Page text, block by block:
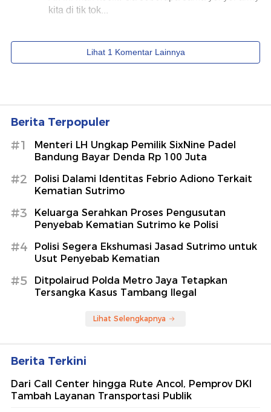
Berita Terpopuler
#1
Menteri LH Ungkap Pemilik SixNine Padel
Bandung Bayar Denda Rp 100 Juta
#2
Polisi Dalami Identitas Febrio Adiono Terkait
Kematian Sutrimo
#3
Keluarga Serahkan Proses Pengusutan
Penyebab Kematian Sutrimo ke Polisi
#4
Polisi Segera Ekshumasi Jasad Sutrimo untuk
Usut Penyebab Kematian
#5
Ditpolairud Polda Metro Jaya Tetapkan
Tersangka Kasus Tambang Ilegal
Lihat Selengkapnya
Berita Terkini
Dari Call Center hingga Rute Ancol, Pemprov DKI
Tambah Layanan Transportasi Publik